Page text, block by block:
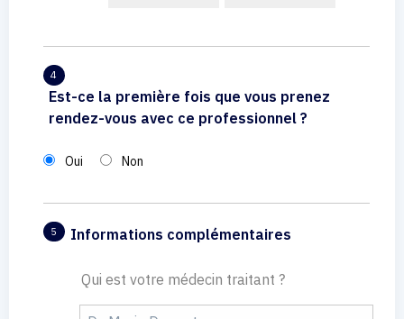
4
Est-ce la première fois que vous prenez
rendez-vous avec ce professionnel ?
Oui Non
5 Informations complémentaires
Qui est votre médecin traitant ?